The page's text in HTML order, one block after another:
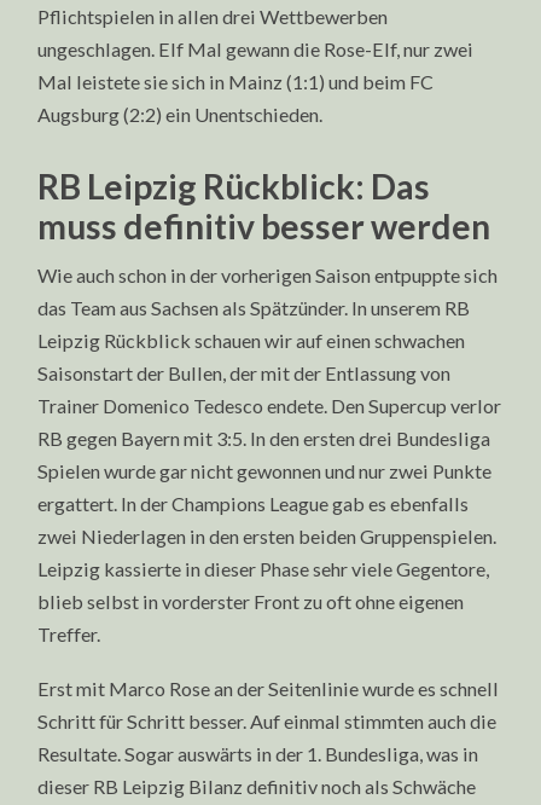
Pflichtspielen in allen drei Wettbewerben
ungeschlagen. Elf Mal gewann die Rose-Elf, nur zwei
Mal leistete sie sich in Mainz (1:1) und beim FC
Augsburg (2:2) ein Unentschieden.
RB Leipzig Rückblick: Das
muss definitiv besser werden
Wie auch schon in der vorherigen Saison entpuppte sich
das Team aus Sachsen als Spätzünder. In unserem RB
Leipzig Rückblick schauen wir auf einen schwachen
Saisonstart der Bullen, der mit der Entlassung von
Trainer Domenico Tedesco endete. Den Supercup verlor
RB gegen Bayern mit 3:5. In den ersten drei Bundesliga
Spielen wurde gar nicht gewonnen und nur zwei Punkte
ergattert. In der Champions League gab es ebenfalls
zwei Niederlagen in den ersten beiden Gruppenspielen.
Leipzig kassierte in dieser Phase sehr viele Gegentore,
blieb selbst in vorderster Front zu oft ohne eigenen
Treffer.
Erst mit Marco Rose an der Seitenlinie wurde es schnell
Schritt für Schritt besser. Auf einmal stimmten auch die
Resultate. Sogar auswärts in der 1. Bundesliga, was in
dieser RB Leipzig Bilanz definitiv noch als Schwäche